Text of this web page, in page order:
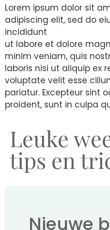
Lorem ipsum dolor sit
adipiscing elit, sed do
incididunt
ut labore et dolore
minim veniam, quis
laboris nisi ut aliquip ex
voluptate velit esse
pariatur. Excepteur sint
proident, sunt in culpa
Leuke
tips en
Nieuwe